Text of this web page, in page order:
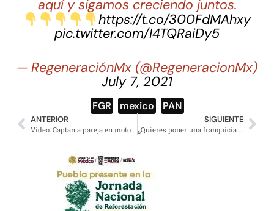
aquí y sigamos creciendo juntos.
https://t.co/300FdMAhxy
pic.twitter.com/I4TQRaiDy5
— RegeneraciónMx (@RegeneracionMx)
July 7, 2021
FGR mexico PAN
ANTERIOR SIGUIENTE